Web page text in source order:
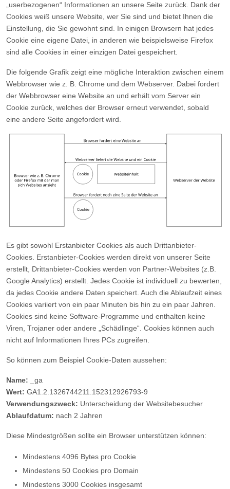
„userbezogenen“ Informationen an unsere Seite zurück. Dank der
Cookies weiß unsere Website, wer Sie sind und bietet Ihnen die
Einstellung, die Sie gewohnt sind. In einigen Browsern hat jedes
Cookie eine eigene Datei, in anderen wie beispielsweise Firefox
sind alle Cookies in einer einzigen Datei gespeichert.
Die folgende Grafik zeigt eine mögliche Interaktion zwischen einem
Webbrowser wie z. B. Chrome und dem Webserver. Dabei fordert
der Webbrowser eine Website an und erhält vom Server ein
Cookie zurück, welches der Browser erneut verwendet, sobald
eine andere Seite angefordert wird.
Es gibt sowohl Erstanbieter Cookies als auch Drittanbieter-
Cookies. Erstanbieter-Cookies werden direkt von unserer Seite
erstellt, Drittanbieter-Cookies werden von Partner-Websites (z.B.
Google Analytics) erstellt. Jedes Cookie ist individuell zu bewerten,
da jedes Cookie andere Daten speichert. Auch die Ablaufzeit eines
Cookies variiert von ein paar Minuten bis hin zu ein paar Jahren.
Cookies sind keine Software-Programme und enthalten keine
Viren, Trojaner oder andere „Schädlinge“. Cookies können auch
nicht auf Informationen Ihres PCs zugreifen.
So können zum Beispiel Cookie-Daten aussehen:
Name: _ga
Wert: GA1.2.1326744211.152312926793-9
Verwendungszweck: Unterscheidung der Websitebesucher
Ablaufdatum: nach 2 Jahren
Diese Mindestgrößen sollte ein Browser unterstützen können:
Mindestens 4096 Bytes pro Cookie
Mindestens 50 Cookies pro Domain
Mindestens 3000 Cookies insgesamt